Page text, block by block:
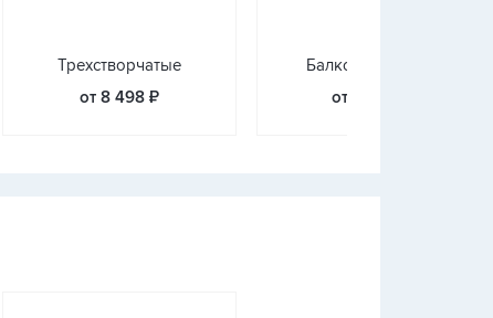
Трехстворчатые
от 8 498 ₽
Балконные блоки
от 12 976 ₽